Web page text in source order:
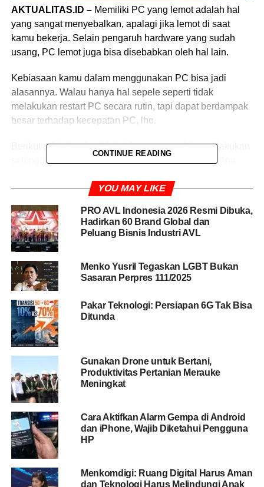
AKTUALITAS.ID –Memiliki PC yang lemot adalah hal
yang sangat menyebalkan, apalagi jika lemot di saat
kamu bekerja. Selain pengaruh hardware yang sudah
usang, PC lemot juga bisa disebabkan oleh hal lain.
Kebiasaan kamu dalam menggunakan PC bisa jadi
alasannya. Walau hanya hal sepele seperti tidak
melakukan restart PC secara rutin, tapi dapat berdampak
besar terhadap kecepatan PC, lho.
Berikut adalah sejumlah kebiasaan yang biasa dilakukan
sehingga menyebabkan PC kamu menjadi lemot. Apa
Kebiasaan yang Bisa Bikin PC
Lemot
PC atau personal computer adalah sebuah perangkat
yang digunakan untuk berbagai kegiatan komputerisasi.
Mulai dari bekerja hingga bermain game sekalipun.
Awalnya PC hanya digunakan oleh orang tertentu saja,
namun seiring berkembangnya zaman, PC menjadi
perangkat yang umum untuk dimiliki.
Seperti perangkat lainnya, PC harus dirawat dengan
benar sehingga selalu berada dalam kondisi yang
maksimal. Tak hanya merawat fisiknya, tapi juga
perangkat lunaknya.
Tanpa disadari, ada hal yang tidak disadari oleh
pengguna sehingga membuat PC menjadi lemot. Apa
saja kebiasaan tersebut dan bagaimana cara
mengatasinya?
CONTINUE READING
YOU MAY LIKE
PRO AVL Indonesia 2026 Resmi Dibuka,
Hadirkan 60 Brand Global dan
Peluang Bisnis Industri AVL
Menko Yusril Tegaskan LGBT Bukan
Sasaran Perpres 111/2025
Pakar Teknologi: Persiapan 6G Tak Bisa
Ditunda
Gunakan Drone untuk Bertani,
Produktivitas Pertanian Merauke
Meningkat
Cara Aktifkan Alarm Gempa di Android
dan iPhone, Wajib Diketahui Pengguna
HP
Menkomdigi: Ruang Digital Harus Aman
dan Teknologi Harus Melindungi Anak